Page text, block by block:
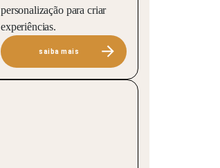
personalização para criar
experiências.
saiba mais